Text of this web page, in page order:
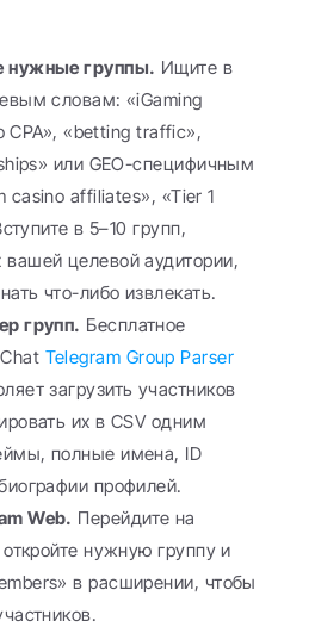
нужные группы. Ищите в
словам: «iGaming
CPA», «betting traffic»,
или GEO-специфичным
casino affiliates», «Tier 1
в 5–10 групп,
вашей целевой аудитории,
что-либо извлекать.
групп. Бесплатное
Telegram Group Parser
загрузить участников
их в CSV одним
полные имена, ID
профилей.
Web. Перейдите на
нужную группу и
в расширении, чтобы